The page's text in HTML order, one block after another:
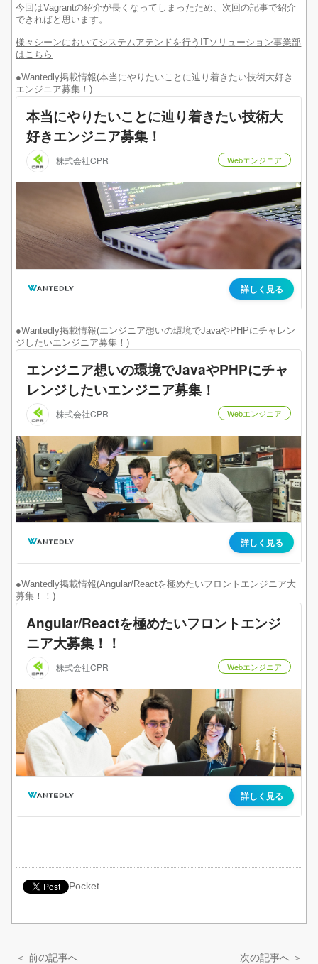
今回はVagrantの紹介が長くなってしまったため、次回の記事で紹介
できればと思います。
様々シーンにおいてシステムアテンドを行うITソリューション事業部
はこちら
●Wantedly掲載情報(本当にやりたいことに辿り着きたい技術大好き
エンジニア募集！)
●Wantedly掲載情報(エンジニア想いの環境でJavaやPHPにチャレン
ジしたいエンジニア募集！)
●Wantedly掲載情報(Angular/Reactを極めたいフロントエンジニア大
募集！！)
Pocket
＜ 前の記事へ 次の記事へ ＞